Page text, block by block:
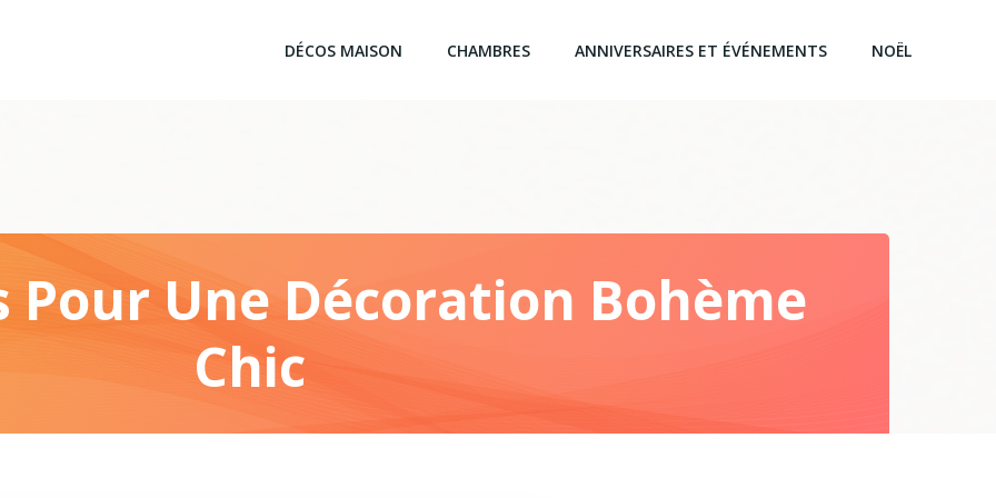
DÉCOS MAISON CHAMBRES ANNIVERSAIRES ET ÉVÉNEMENTS NOËL
Une Décoration Bohème
Chic